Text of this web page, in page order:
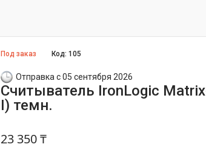
Под заказ Код:105
Отправка с 05 сентября 2026
Считыватель IronLogic
I) темн.
23 350 ₸